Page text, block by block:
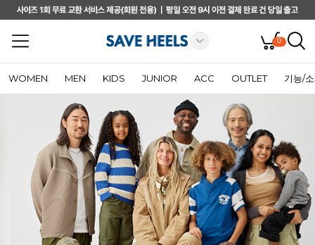
0
WOMEN MEN KIDS JUNIOR ACC OUTLET 기능/